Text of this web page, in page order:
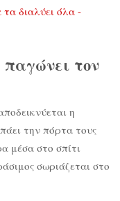
διαλύει όλα -
τον
η
την πόρτα τους
μέσα στο σπίτι
σωριάζεται στο